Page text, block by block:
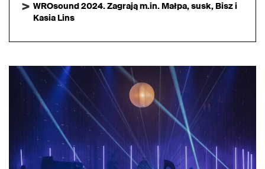
WROsound 2024. Zagrają m.in. Małpa, susk, Bisz i
Kasia Lins